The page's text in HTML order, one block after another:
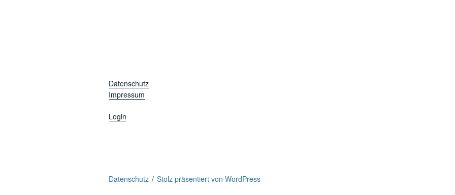
Datenschutz
Impressum
Login
Datenschutz Stolz präsentiert von WordPress